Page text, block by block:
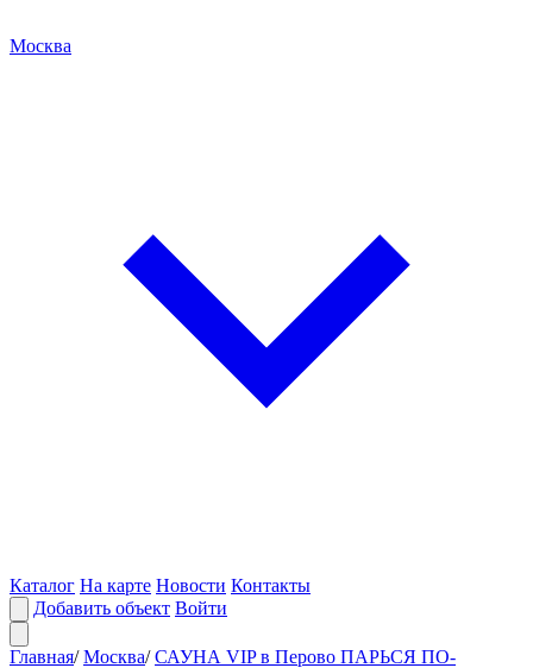
Москва
Каталог На карте Новости Контакты
Добавить объект Войти
Главная/ Москва/ САУНА VIP в Перово ПАРЬСЯ ПО-